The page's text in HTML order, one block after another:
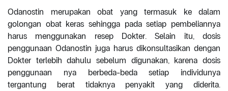
Odanostin merupakan obat yang termasuk ke dalam
golongan obat keras sehingga pada setiap pembeliannya
harus menggunakan resep Dokter. Selain itu, dosis
penggunaan Odanostin juga harus dikonsultasikan dengan
Dokter terlebih dahulu sebelum digunakan, karena dosis
penggunaan nya berbeda-beda setiap individunya
tergantung berat tidaknya penyakit yang diderita.